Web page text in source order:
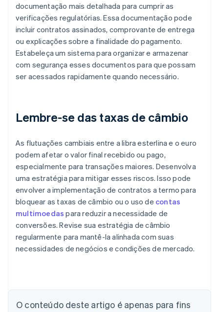
documentação mais detalhada para cumprir as
verificações regulatórias. Essa documentação pode
incluir contratos assinados, comprovante de entrega
ou explicações sobre a finalidade do pagamento.
Estabeleça um sistema para organizar e armazenar
com segurança esses documentos para que possam
ser acessados rapidamente quando necessário.
Lembre-se das taxas de câmbio
As flutuações cambiais entre a libra esterlina e o euro
podem afetar o valor final recebido ou pago,
especialmente para transações maiores. Desenvolva
uma estratégia para mitigar esses riscos. Isso pode
envolver a implementação de contratos a termo para
bloquear as taxas de câmbio ou o uso de contas
multimoedas para reduzir a necessidade de
conversões. Revise sua estratégia de câmbio
regularmente para mantê-la alinhada com suas
necessidades de negócios e condições de mercado.
O conteúdo deste artigo é apenas para fins
Austrália